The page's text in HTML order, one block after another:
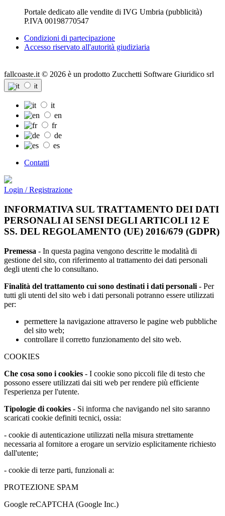
Portale dedicato alle vendite di IVG Umbria (pubblicità)
P.IVA 00198770547
Condizioni di partecipazione
Accesso riservato all'autorità giudiziaria
fallcoaste.it © 2026 è un prodotto Zucchetti Software Giuridico srl
it
it
en
fr
de
es
Contatti
Login / Registrazione
INFORMATIVA SUL TRATTAMENTO DEI DATI
PERSONALI AI SENSI DEGLI ARTICOLI 12 E
SS. DEL REGOLAMENTO (UE) 2016/679 (GDPR)
Premessa - In questa pagina vengono descritte le modalità di
gestione del sito, con riferimento al trattamento dei dati personali
degli utenti che lo consultano.
Finalità del trattamento cui sono destinati i dati personali - Per
tutti gli utenti del sito web i dati personali potranno essere utilizzati
per:
permettere la navigazione attraverso le pagine web pubbliche
del sito web;
controllare il corretto funzionamento del sito web.
COOKIES
Che cosa sono i cookies - I cookie sono piccoli file di testo che
possono essere utilizzati dai siti web per rendere più efficiente
l'esperienza per l'utente.
Tipologie di cookies - Si informa che navigando nel sito saranno
scaricati cookie definiti tecnici, ossia:
- cookie di autenticazione utilizzati nella misura strettamente
necessaria al fornitore a erogare un servizio esplicitamente richiesto
dall'utente;
- cookie di terze parti, funzionali a:
PROTEZIONE SPAM
Google reCAPTCHA (Google Inc.)